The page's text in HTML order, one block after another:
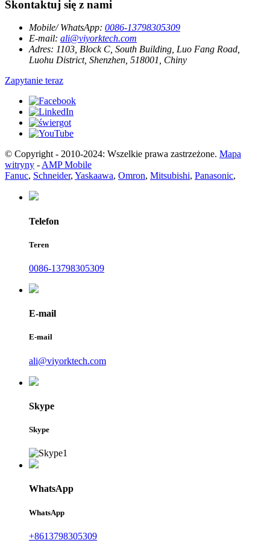
Skontaktuj się z nami
Mobile/ WhatsApp: 0086-13798305309
E-mail: ali@viyorktech.com
Adres: 1103, Block C, South Building, Luo Fang Road,
Luohu District, Shenzhen, 518001, Chiny
Zapytanie teraz
© Copyright - 2010-2024: Wszelkie prawa zastrzeżone. Mapa
witryny - AMP Mobile
Fanuc, Schneider, Yaskaawa, Omron, Mitsubishi, Panasonic,
Telefon
Teren
0086-13798305309
E-mail
E-mail
ali@viyorktech.com
Skype
Skype
WhatsApp
WhatsApp
+8613798305309